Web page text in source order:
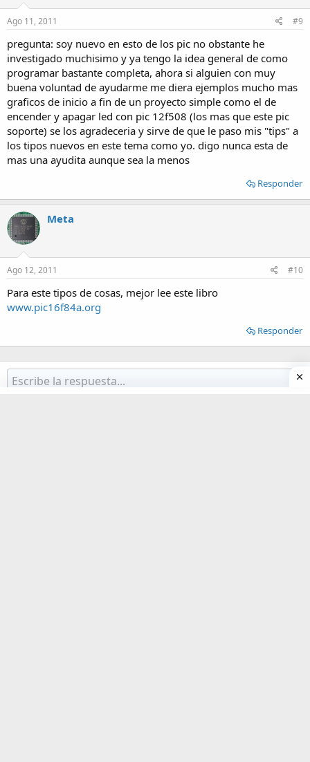
Ago 11, 2011 #9
pregunta: soy nuevo en esto de los pic no obstante he
investigado muchisimo y ya tengo la idea general de como
programar bastante completa, ahora si alguien con muy
buena voluntad de ayudarme me diera ejemplos mucho mas
graficos de inicio a fin de un proyecto simple como el de
encender y apagar led con pic 12f508 (los mas que este pic
soporte) se los agradeceria y sirve de que le paso mis "tips" a
los tipos nuevos en este tema como yo. digo nunca esta de
mas una ayudita aunque sea la menos
Responder
Meta
Ago 12, 2011 #10
Para este tipos de cosas, mejor lee este libro
www.pic16f84a.org
Responder